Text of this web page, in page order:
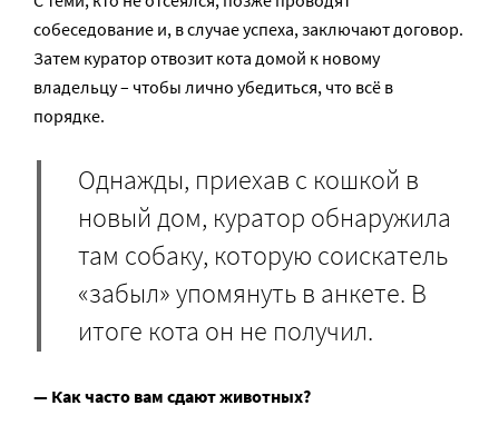
собеседование и, в случае успеха, заключают договор.
Затем куратор отвозит кота домой к новому
владельцу – чтобы лично убедиться, что всё в
порядке.
Однажды, приехав с кошкой в
новый дом, куратор обнаружила
там собаку, которую соискатель
«забыл» упомянуть в анкете. В
итоге кота он не получил.
— Как часто вам сдают животных?